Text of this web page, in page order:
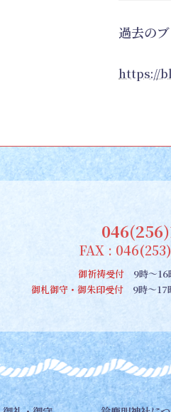
過去の
https://
FAX :
御祈祷受付 9時～16
御札御守・御朱印受付 9時～17